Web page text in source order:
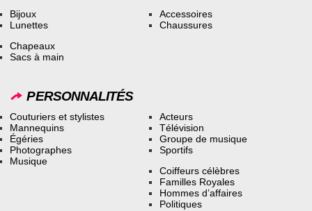
Bijoux
Lunettes
Accessoires
Chaussures
Chapeaux
Sacs à main
PERSONNALITÉS
Couturiers et stylistes
Mannequins
Égéries
Photographes
Musique
Acteurs
Télévision
Groupe de musique
Sportifs
Coiffeurs célèbres
Familles Royales
Hommes d’affaires
Politiques